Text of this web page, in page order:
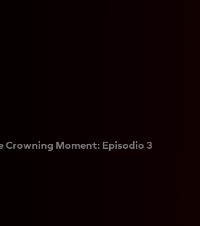
Crowning Moment: Episodio 3